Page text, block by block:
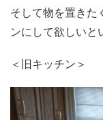
そして物を置きた
ンにして欲しいと
＜旧キッチン＞